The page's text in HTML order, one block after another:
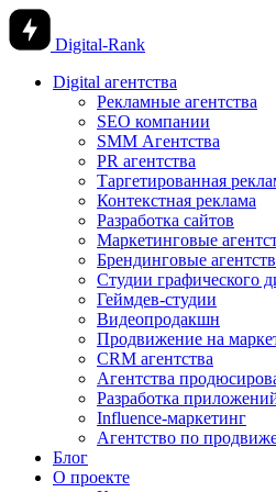
Digital-Rank
Digital агентства
Рекламные агентства
SEO компании
SMM Агентства
PR агентства
Таргетированная
Контекстная реклама
Разработка сайтов
Маркетинговые
Брендинговые
Студии графического
Геймдев-студии
Видеопродакшн
Продвижение на
CRM агентства
Агентства
Разработка
Influence-маркетинг
Агентство по
Блог
О проекте